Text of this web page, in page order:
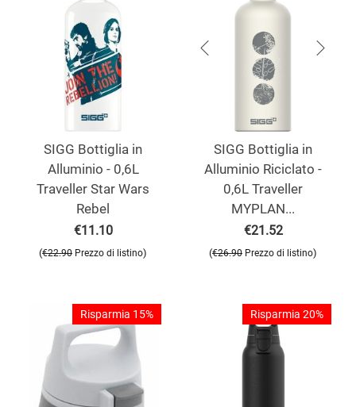
SIGG Bottiglia in
Alluminio - 0,6L
Traveller Star Wars
Rebel
€11.10
(€22.90 Prezzo di listino)
SIGG Bottiglia in
Alluminio Riciclato -
0,6L Traveller
MYPLAN...
€21.52
(€26.90 Prezzo di listino)
Risparmia 15% Risparmia 20%